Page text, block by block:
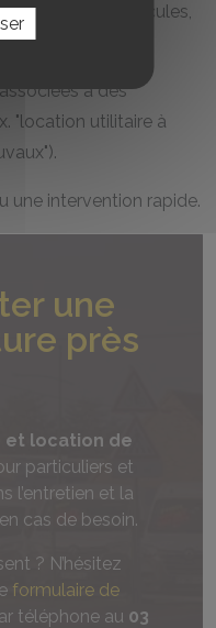
de vos véhicules,
à des
"location utilitaire à
une intervention rapide.
une
près
et location de
particuliers et
l’entretien et la
en cas de besoin.
? N’hésitez
formulaire de
téléphone au 03